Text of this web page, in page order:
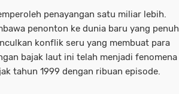
penayangan satu miliar lebih.
penonton ke dunia baru yang penuh
konflik seru yang membuat para
bajak laut ini telah menjadi fenomena
tahun 1999 dengan ribuan episode.